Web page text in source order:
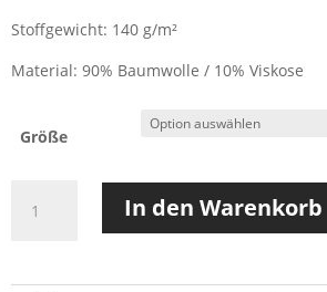
Stoffgewicht: 140 g/m²
Material: 90% Baumwolle / 10% Viskose
Größe
In den Warenkorb